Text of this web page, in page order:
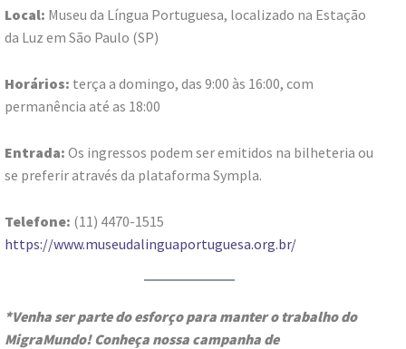
Local: Museu da Língua Portuguesa, localizado na Estação
da Luz em São Paulo (SP)
Horários: terça a domingo, das 9:00 às 16:00, com
permanência até as 18:00
Entrada: Os ingressos podem ser emitidos na bilheteria ou
se preferir através da plataforma Sympla.
Telefone: (11) 4470-1515
https://www.museudalinguaportuguesa.org.br/
*Venha ser parte do esforço para manter o trabalho do
MigraMundo! Conheça nossa campanha de